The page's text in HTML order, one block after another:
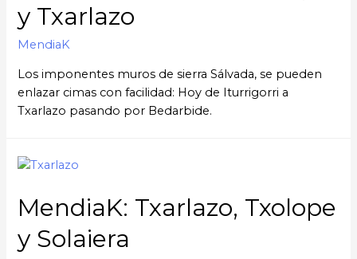
y Txarlazo
MendiaK
Los imponentes muros de sierra Sálvada, se pueden
enlazar cimas con facilidad: Hoy de Iturrigorri a
Txarlazo pasando por Bedarbide.
MendiaK: Txarlazo, Txolope
y Solaiera